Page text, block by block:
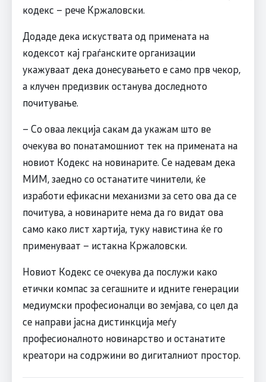
кодекс – рече Кржаловски.
Додаде дека искуствата од примената на
кодексот кај граѓанските организации
укажуваат дека донесувањето е само прв чекор,
а клучен предизвик останува доследното
почитување.
– Со оваа лекција сакам да укажам што ве
очекува во понатамошниот тек на примената на
новиот Кодекс на новинарите. Се надевам дека
МИМ, заедно со останатите чинители, ќе
изработи ефикасни механизми за сето ова да се
почитува, а новинарите нема да го видат ова
само како лист хартија, туку навистина ќе го
применуваат – истакна Кржаловски.
Новиот Кодекс се очекува да послужи како
етички компас за сегашните и идните генерации
медиумски професионалци во земјава, со цел да
се направи јасна дистинкција меѓу
професионалното новинарство и останатите
креатори на содржини во дигиталниот простор.